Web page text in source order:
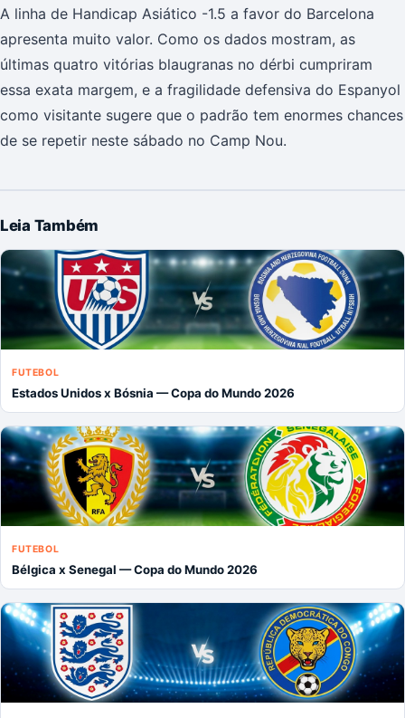
A linha de Handicap Asiático -1.5 a favor do Barcelona
apresenta muito valor. Como os dados mostram, as
últimas quatro vitórias blaugranas no dérbi cumpriram
essa exata margem, e a fragilidade defensiva do Espanyol
como visitante sugere que o padrão tem enormes chances
de se repetir neste sábado no Camp Nou.
Leia Também
FUTEBOL
Estados Unidos x Bósnia — Copa do Mundo 2026
FUTEBOL
Bélgica x Senegal — Copa do Mundo 2026